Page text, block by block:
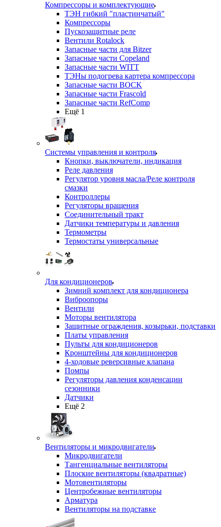
Компрессоры и комплектующие
ТЭН гибкий "пластинчатый"
Компрессоры
Пускозащитные реле
Вентили Rotalock
Запасные части для Bitzer
Запасные части Copeland
Запасные части WITT
ТЭНы подогрева картера компрессора
Запасные части BOCK
Запасные части Frascold
Запасные части RefComp
Ещё 1
Системы управления и контроля
Кнопки, выключатели, индикация
Реле давления
Регулятор уровня масла/Реле контроля
смазки
Контроллеры
Регуляторы вращения
Соединительный тракт
Датчики температуры и давления
Термометры
Термостаты универсальные
Для кондиционеров
Зимний комплект для кондиционера
Виброопоры
Вентили
Моторы вентилятора
Защитные ограждения, козырьки, подставки
Платы управления
Пульты для кондиционеров
Кронштейны для кондиционеров
4-ходовые реверсивные клапана
Помпы
Регуляторы давления конденсации
сезонники
Датчики
Ещё 2
Вентиляторы и микродвигатели
Микродвигатели
Тангенциальные вентиляторы
Плоские вентиляторы (квадратные)
Мотовентиляторы
Центробежные вентиляторы
Арматура
Вентиляторы на подставке